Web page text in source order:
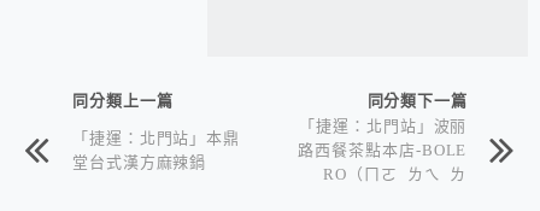
同分類上一篇
「捷運：北門站」本鼎
堂台式漢方麻辣鍋
同分類下一篇
「捷運：北門站」波丽
路西餐茶點本店-BOLE
RO（ㄇㄛ ㄌㄟ ㄌ